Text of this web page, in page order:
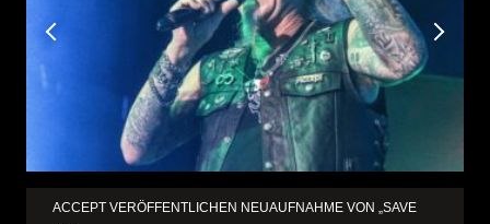
ACCEPT VERÖFFENTLICHEN NEUAUFNAHME VON „SAVE